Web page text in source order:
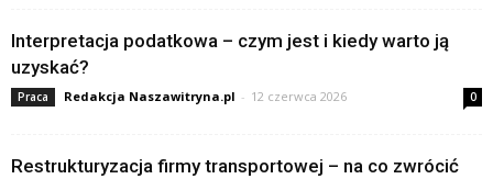
Interpretacja podatkowa – czym jest i kiedy warto ją
uzyskać?
Praca Redakcja Naszawitryna.pl - 12 czerwca 2026 0
Restrukturyzacja firmy transportowej – na co zwrócić